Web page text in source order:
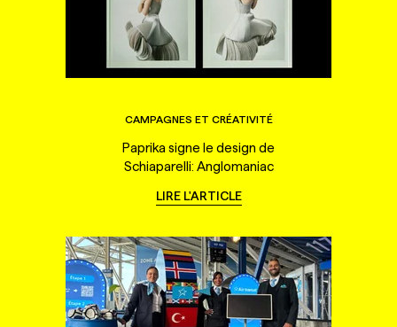
CAMPAGNES ET CRÉATIVITÉ
Paprika signe le design de
Schiaparelli: Anglomaniac
LIRE L'ARTICLE